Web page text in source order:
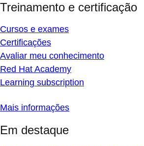
Treinamento e certificação
Cursos e exames
Certificações
Avaliar meu conhecimento
Red Hat Academy
Learning subscription
Mais informações
Em destaque